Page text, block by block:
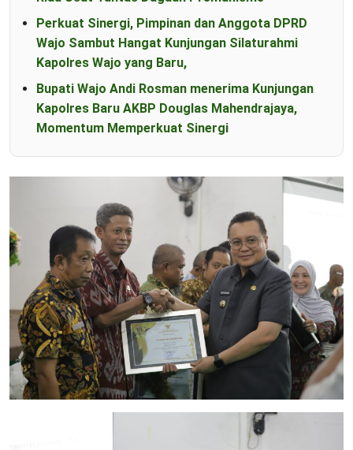
Perkuat Sinergi, Pimpinan dan Anggota DPRD
Wajo Sambut Hangat Kunjungan Silaturahmi
Kapolres Wajo yang Baru,
Bupati Wajo Andi Rosman menerima Kunjungan
Kapolres Baru AKBP Douglas Mahendrajaya,
Momentum Memperkuat Sinergi